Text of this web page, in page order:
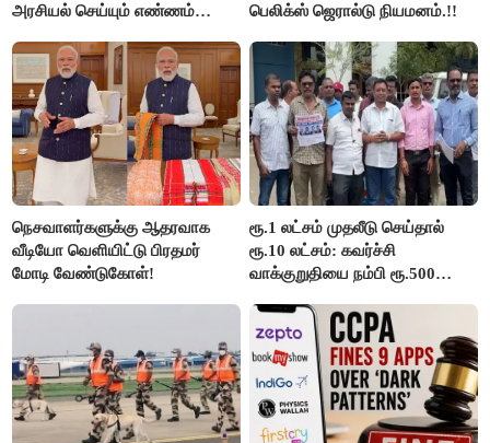
அரசியல் செய்யும் எண்ணம்
விஜய் பதில்!
பெலிக்ஸ் ஜெரால்டு நியமனம்.!!
நெசவாளர்களுக்கு ஆதரவாக
வீடியோ வெளியிட்டு பிரதமர்
மோடி வேண்டுகோள்!
ரூ.1 லட்சம் முதலீடு செய்தால்
ரூ.10 லட்சம்: கவர்ச்சி
வாக்குறுதியை நம்பி ரூ.500
மக்கள்!